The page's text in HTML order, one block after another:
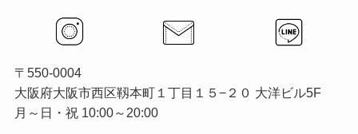
〒550-0004
大阪府大阪市西区靱本町１丁目１５−２０ 大洋ビル5F
月～日・祝 10:00～20:00